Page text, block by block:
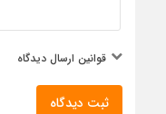
قوانین ارسال دیدگاه
ثبت دیدگاه